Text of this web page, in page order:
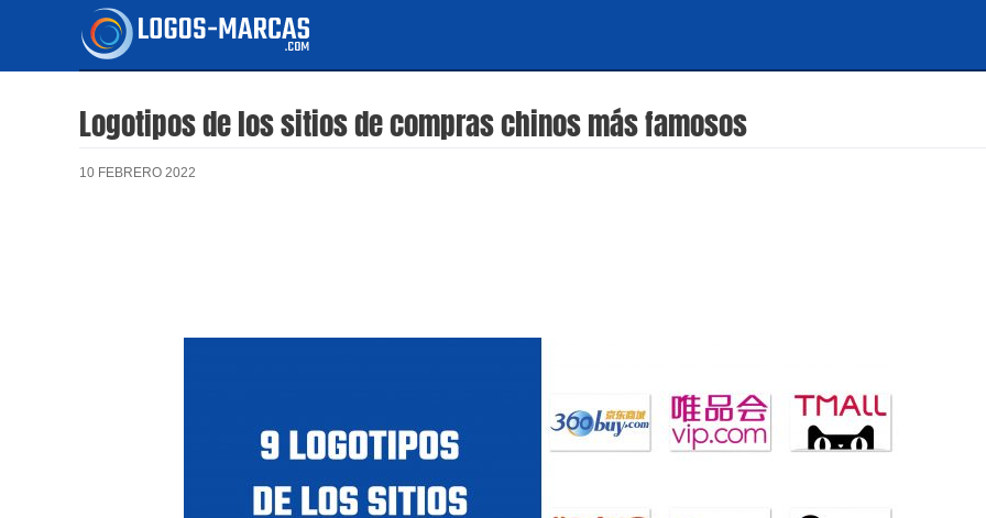
contenido
Logotipos de los sitios de compras chinos más famosos
10 FEBRERO 2022